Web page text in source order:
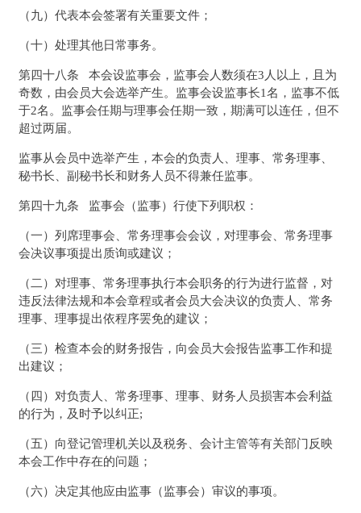
（九）代表本会签署有关重要文件；
（十）处理其他日常事务。
第四十八条 本会设监事会，监事会人数须在3人以上，且为
奇数，由会员大会选举产生。监事会设监事长1名，监事不低
于2名。监事会任期与理事会任期一致，期满可以连任，但不
超过两届。
监事从会员中选举产生，本会的负责人、理事、常务理事、
秘书长、副秘书长和财务人员不得兼任监事。
第四十九条 监事会（监事）行使下列职权：
（一）列席理事会、常务理事会会议，对理事会、常务理事
会决议事项提出质询或建议；
（二）对理事、常务理事执行本会职务的行为进行监督，对
违反法律法规和本会章程或者会员大会决议的负责人、常务
理事、理事提出依程序罢免的建议；
（三）检查本会的财务报告，向会员大会报告监事工作和提
出建议；
（四）对负责人、常务理事、理事、财务人员损害本会利益
的行为，及时予以纠正;
（五）向登记管理机关以及税务、会计主管等有关部门反映
本会工作中存在的问题；
（六）决定其他应由监事（监事会）审议的事项。